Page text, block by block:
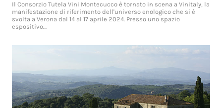
Il Consorzio Tutela Vini Montecucco è tornato in scena a Vinitaly, la
manifestazione di riferimento dell'universo enologico che si è
svolta a Verona dal 14 al 17 aprile 2024. Presso uno spazio
espositivo…